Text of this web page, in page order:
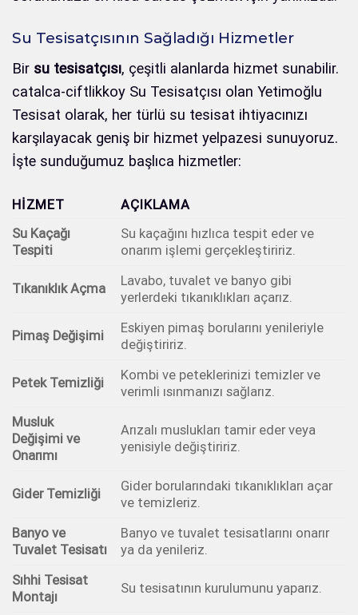
Su Tesisatçısının Sağladığı Hizmetler
Bir su tesisatçısı, çeşitli alanlarda hizmet sunabilir.
catalca-ciftlikkoy Su Tesisatçısı olan Yetimoğlu
Tesisat olarak, her türlü su tesisat ihtiyacınızı
karşılayacak geniş bir hizmet yelpazesi sunuyoruz.
İşte sunduğumuz başlıca hizmetler:
HIZMET
AÇIKLAMA
Su Kaçağı
Tespiti
Su kaçağını hızlıca tespit eder ve
onarım işlemi gerçekleştiririz.
Tıkanıklık Açma
Lavabo, tuvalet ve banyo gibi
yerlerdeki tıkanıklıkları açarız.
Pimaş Değişimi
Eskiyen pimaş borularını yenileriyle
değiştiririz.
Petek Temizliği
Kombi ve peteklerinizi temizler ve
verimli ısınmanızı sağlarız.
Musluk
Değişimi ve
Onarımı
Arızalı muslukları tamir eder veya
yenisiyle değiştiririz.
Gider Temizliği
Gider borularındaki tıkanıklıkları açar
ve temizleriz.
Banyo ve
Tuvalet Tesisatı
Banyo ve tuvalet tesisatlarını onarır
ya da yenileriz.
Sıhhi Tesisat
Montajı
Su tesisatının kurulumunu yaparız.